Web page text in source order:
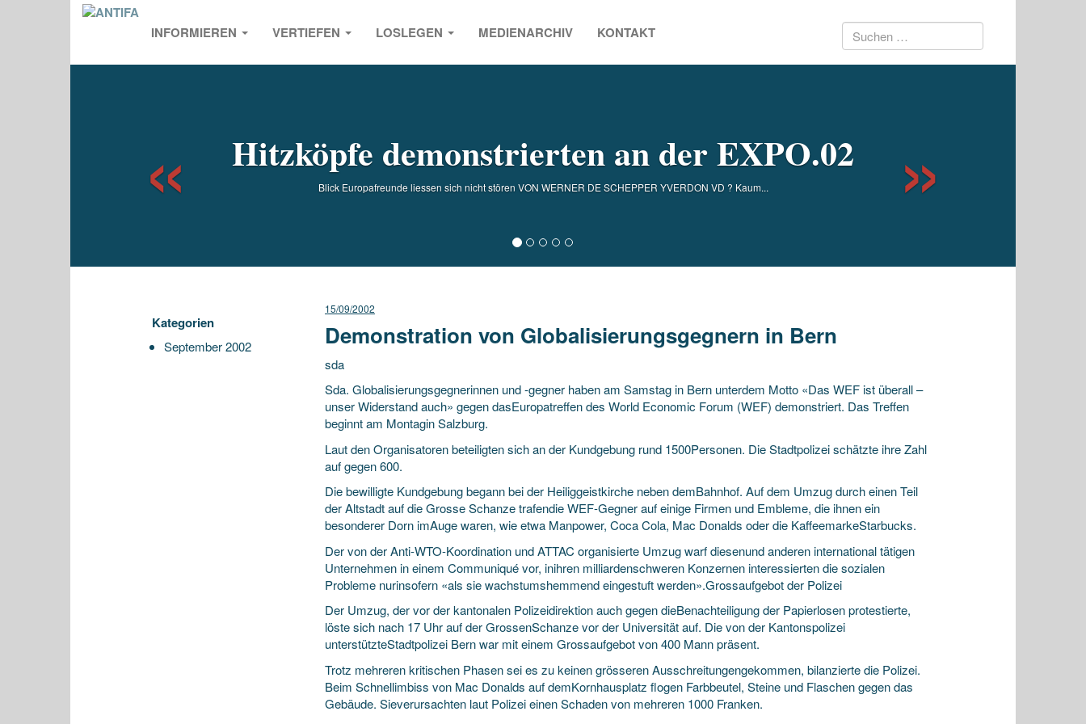
INFORMIEREN VERTIEFEN LOSLEGEN MEDIENARCHIV KONTAKT Suchen
Hitzköpfe demonstrierten an der EXPO.02
Blick Europafreunde liessen sich nicht stören VON WERNER DE SCHEPPER YVERDON VD ? Kaum...
Kategorien
September 2002
15/09/2002
Demonstration von Globalisierungsgegnern in Bern
sda
Sda. Globalisierungsgegnerinnen und -gegner haben am Samstag in Bern unterdem Motto «Das WEF ist überall –
unser Widerstand auch» gegen dasEuropatreffen des World Economic Forum (WEF) demonstriert. Das Treffen
beginnt am Montagin Salzburg.
Lautden Organisatoren beteiligten sich an der Kundgebung rund 1500Personen. Die Stadtpolizei schätzte ihre Zahl
auf gegen 600.
Die bewilligte Kundgebung begann bei der Heiliggeistkirche neben demBahnhof. Auf dem Umzug durch einen Teil
der Altstadt auf die Grosse Schanze trafendie WEF-Gegner auf einige Firmen und Embleme, die ihnen ein
besonderer Dorn imAuge waren, wie etwa Manpower, Coca Cola, Mac Donalds oder die KaffeemarkeStarbucks.
Der von der Anti-WTO-Koordination und ATTAC organisierte Umzug warf diesenund anderen international tätigen
Unternehmen in einem Communiqué vor, inihren milliardenschweren Konzernen interessierten die sozialen
Probleme nurinsofern «als sie wachstumshemmend eingestuft werden».Grossaufgebot der Polizei
Der Umzug, der vor der kantonalen Polizeidirektion auch gegen dieBenachteiligung der Papierlosen protestierte,
löste sich nach 17 Uhr auf der GrossenSchanze vor der Universität auf. Die von der Kantonspolizei
unterstützteStadtpolizei Bern war mit einem Grossaufgebot von 400 Mann präsent.
Trotz mehreren kritischen Phasen sei es zu keinen grösseren Ausschreitungengekommen, bilanzierte die Polizei.
Beim Schnellimbiss von Mac Donalds auf demKornhausplatz flogen Farbbeutel, Steine und Flaschen gegen das
Gebäude. Sieverursachten laut Polizei einen Schaden von mehreren 1000 Franken.